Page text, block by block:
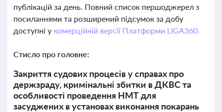
публікацій за день. Повний список першоджерел з
посиланнями та розширений підсумок за добу
доступні у комерційній версії Платформи LIGA360.
Стисло про головне:
Закриття судових процесів у справах про
держзраду, кримінальні збитки в ДКВС та
особливості проведення НМТ для
засуджених в установах виконання покарань